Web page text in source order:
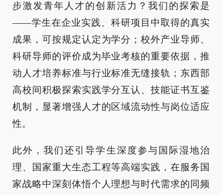
步激发青年人才的创新活力？我们的探索是
——学生在企业实践、科研项目中取得的真实
成果，可按规定认定为学分；校外产业导师、
科研导师的评价成为毕业考核的重要依据，推
动人才培养标准与行业标准无缝接轨；东西部
高校间积极探索实践学分互认、技能证书互鉴
机制，显著增强人才的区域流动性与岗位适应
性。
此外，我们还引导学生深度参与国际湿地治
理、国家重大生态工程等高端实践，在服务国
家战略中深刻体悟个人理想与时代需求的同频